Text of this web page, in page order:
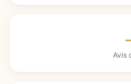
Avis